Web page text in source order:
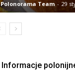
Polonorama Team - 29
Informacje